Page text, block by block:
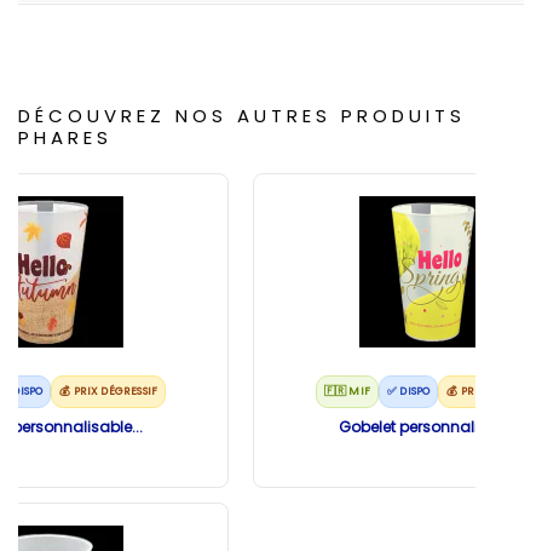
DÉCOUVREZ NOS AUTRES PRODUITS
PHARES
✅ DISPO 💰 PRIX DÉGRESSIF
personnalisable...
🇫🇷 MIF ✅ DISPO 💰 PRIX
Gobelet personnalisable...